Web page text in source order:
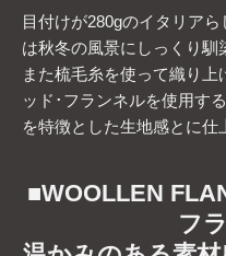
目付けが280gのイタリア
は秋冬の風景にしっくり馴
また梳毛糸を使って織り
ッド･フランネルを使用す
を特徴とした生地感とに仕
■WOOLLEN
フ